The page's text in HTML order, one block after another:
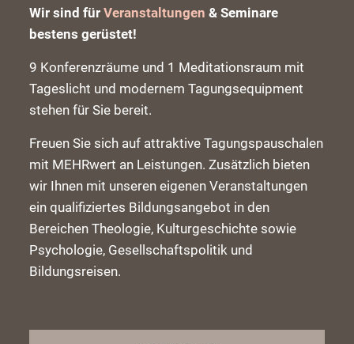
Wir sind für Veranstaltungen & Seminare
bestens gerüstet!
9 Konferenzräume und 1 Meditationsraum mit
Tageslicht und modernem Tagungsequipment
stehen für Sie bereit.
Freuen Sie sich auf attraktive Tagungspauschalen
mit MEHRwert an Leistungen. Zusätzlich bieten
wir Ihnen mit unseren eigenen Veranstaltungen
ein qualifiziertes Bildungsangebot in den
Bereichen Theologie, Kulturgeschichte sowie
Psychologie, Gesellschaftspolitik und
Bildungsreisen.